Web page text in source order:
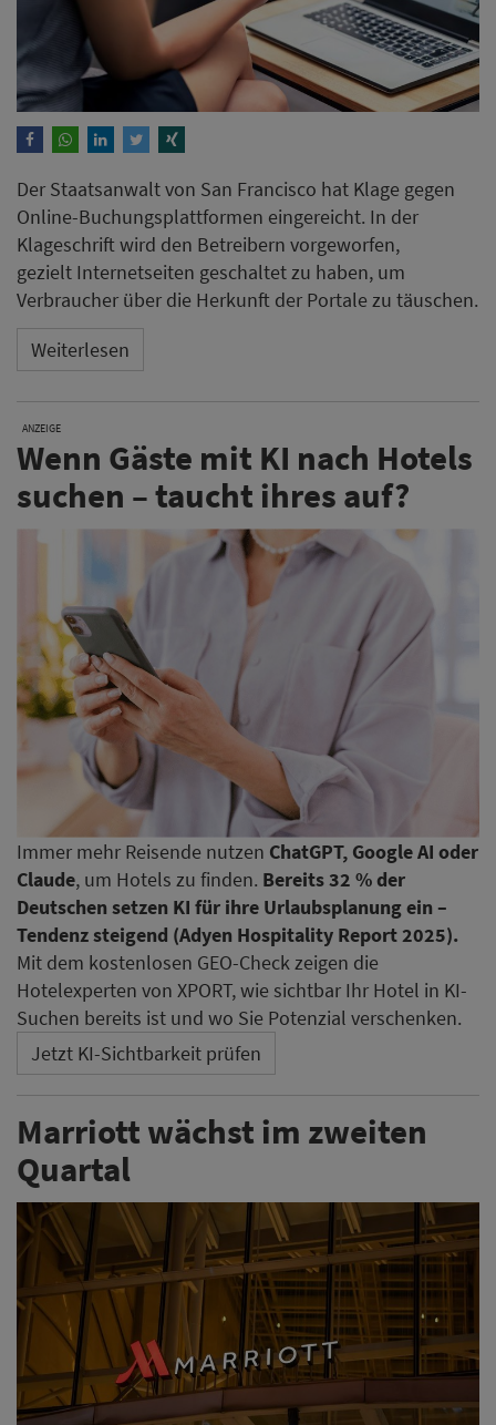
Der Staatsanwalt von San Francisco hat Klage gegen
Online-Buchungsplattformen eingereicht. In der
Klageschrift wird den Betreibern vorgeworfen,
gezielt Internetseiten geschaltet zu haben, um
Verbraucher über die Herkunft der Portale zu täuschen.
Weiterlesen
ANZEIGE
Wenn Gäste mit KI nach Hotels
suchen – taucht ihres auf?
Immer mehr Reisende nutzen ChatGPT, Google AI oder
Claude, um Hotels zu finden. Bereits 32 % der
Deutschen setzen KI für ihre Urlaubsplanung ein –
Tendenz steigend (Adyen Hospitality Report 2025).
Mit dem kostenlosen GEO-Check zeigen die
Hotelexperten von XPORT, wie sichtbar Ihr Hotel in KI-
Suchen bereits ist und wo Sie Potenzial verschenken.
Jetzt KI-Sichtbarkeit prüfen
Marriott wächst im zweiten
Quartal